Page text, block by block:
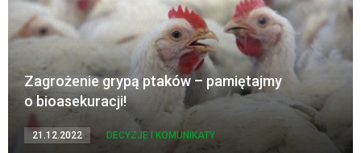
Zagrożenie grypą ptaków – pamiętajmy
o bioasekuracji!
21.12.2022 DECYZJE I KOMUNIKATY